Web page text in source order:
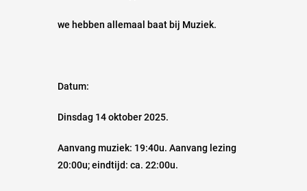
we hebben allemaal baat bij Muziek.
Datum:
Dinsdag 14 oktober 2025.
Aanvang muziek: 19:40u. Aanvang lezing
20:00u; eindtijd: ca. 22:00u.